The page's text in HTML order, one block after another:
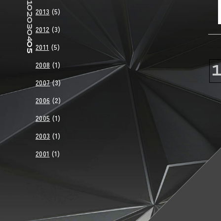
02
03
04
05
2013 (5)
2012 (3)
2011 (5)
2008 (1)
2007(3)
2006 (2)
2005 (1)
2003 (1)
2001 (1)